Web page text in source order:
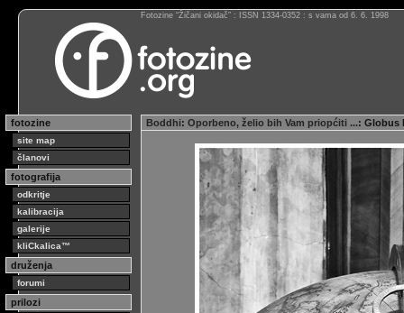
Fotozine “Žičani okidač” : ISSN 1334-0352 : s vama od 6. 6. 1998
fotozine
site map
članovi
fotografija
odkritje
kalibracija
galerije
kliCkalica™
druženja
forumi
prilozi
Boddhi: Oporbeno, želio bih Vam priopćiti ...: